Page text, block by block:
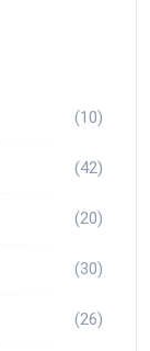
(10)
(42)
(20)
(30)
(26)